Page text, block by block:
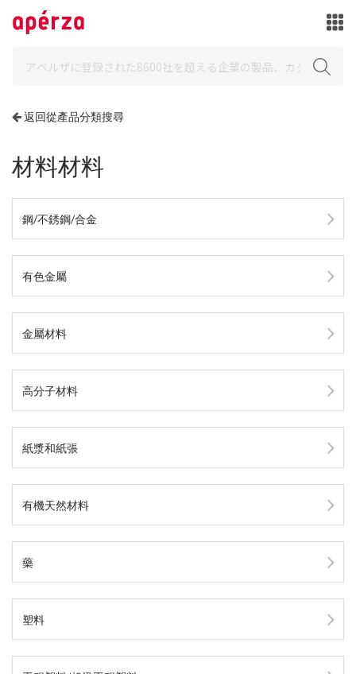
返回從產品分類搜尋
材料材料
鋼/不銹鋼/合金
有色金屬
金屬材料
高分子材料
紙漿和紙張
有機天然材料
藥
塑料